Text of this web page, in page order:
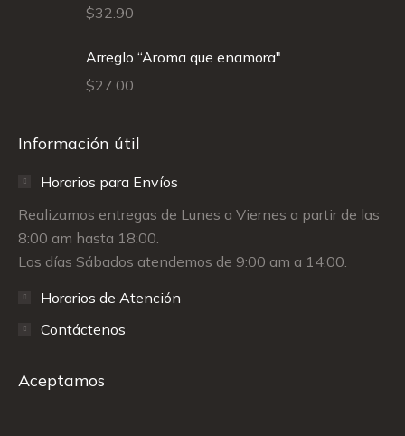
$32.90
Arreglo “Aroma que enamora"
$27.00
Información útil
Horarios para Envíos
Realizamos entregas de Lunes a Viernes a partir de las
8:00 am hasta 18:00.
Los días Sábados atendemos de 9:00 am a 14:00.
Horarios de Atención
Contáctenos
Aceptamos